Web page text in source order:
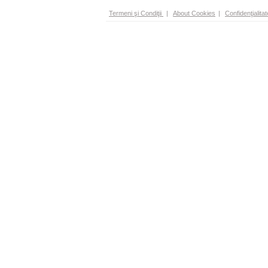
Termeni şi Condiţii | About Cookies |